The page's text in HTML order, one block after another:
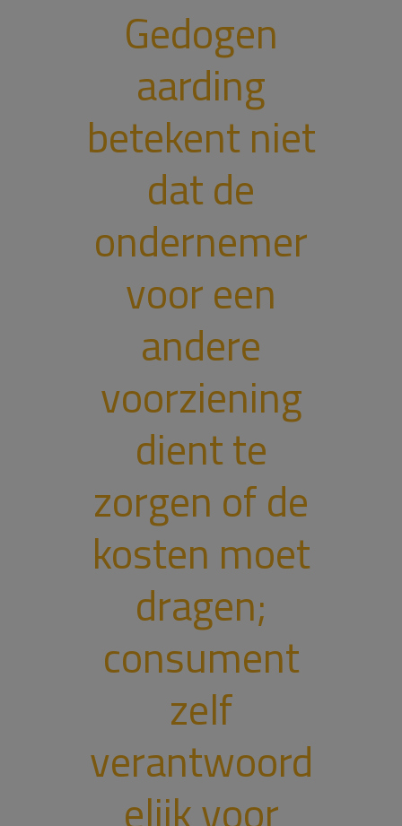
Gedogen
aarding
betekent niet
dat de
ondernemer
voor een
andere
voorziening
dient te
zorgen of de
kosten moet
dragen;
consument
zelf
verantwoord
elijk voor